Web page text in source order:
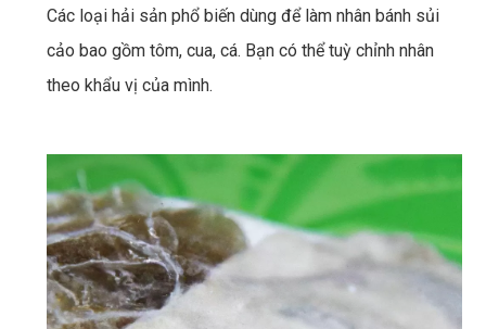
Các loại hải sản phổ biến dùng để làm nhân bánh sủi
cảo bao gồm tôm, cua, cá. Bạn có thể tuỳ chỉnh nhân
theo khẩu vị của mình.